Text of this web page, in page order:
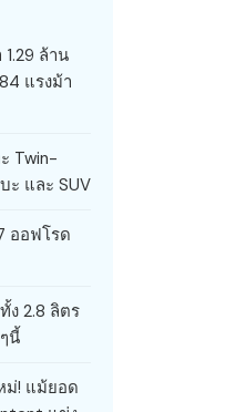
ล้าน
แรงม้า
Twin-
ะ และ SUV
ออฟโรด
ง 2.8 ลิตร
นี้
ม่! แม้ยอด